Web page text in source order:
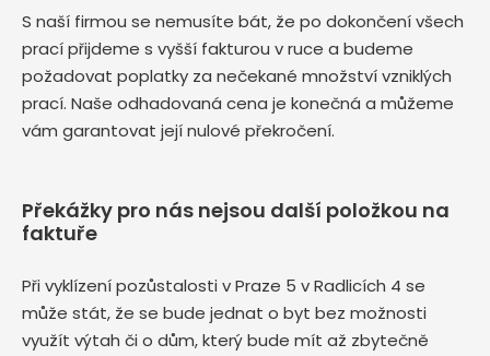
S naší firmou se nemusíte bát, že po dokončení všech
prací přijdeme s vyšší fakturou v ruce a budeme
požadovat poplatky za nečekané množství vzniklých
prací. Naše odhadovaná cena je konečná a můžeme
vám garantovat její nulové překročení.
Překážky pro nás nejsou další položkou na
faktuře
Při vyklízení pozůstalosti v Praze 5 v Radlicích 4 se
může stát, že se bude jednat o byt bez možnosti
využít výtah či o dům, který bude mít až zbytečně